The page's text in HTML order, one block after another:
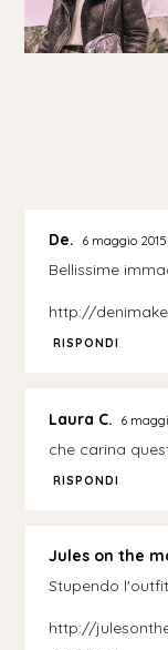
De. 6 maggio
Bellissime
http://
RISPONDI
Laura C. 6
che carina
RISPONDI
Jules on the
Stupendo
http://